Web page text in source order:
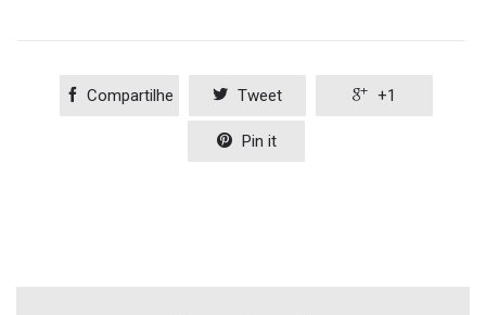
 Compartilhe  Tweet  +1
 Pin it